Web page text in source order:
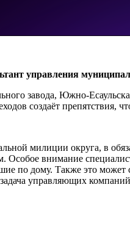
управления
завода, Южно-
создаёт
милиции округа, в
Особое внимание
по дому. Также это может
управляющих